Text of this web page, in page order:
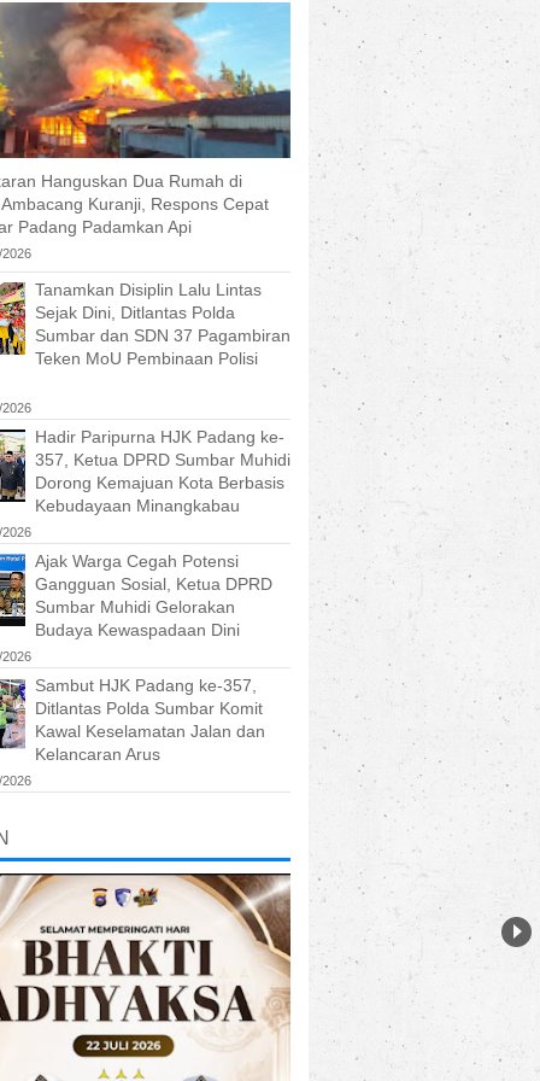
Hanguskan Dua Rumah di
Kuranji, Respons Cepat
Padang Padamkan Api
Tanamkan Disiplin Lalu Lintas
Sejak Dini, Ditlantas Polda
Sumbar dan SDN 37 Pagambiran
Teken MoU Pembinaan Polisi
Hadir Paripurna HJK Padang ke-
357, Ketua DPRD Sumbar Muhidi
Dorong Kemajuan Kota Berbasis
Kebudayaan Minangkabau
Ajak Warga Cegah Potensi
Gangguan Sosial, Ketua DPRD
Sumbar Muhidi Gelorakan
Budaya Kewaspadaan Dini
Sambut HJK Padang ke-357,
Ditlantas Polda Sumbar Komit
Kawal Keselamatan Jalan dan
Kelancaran Arus